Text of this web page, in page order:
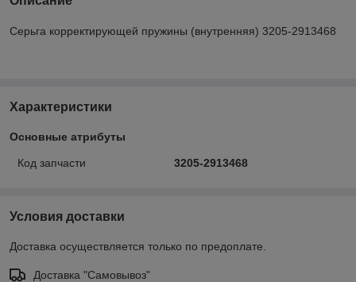
Серьга корректирующей пружины (внутренняя) 3205-2913468
Характеристики
Основные атрибуты
Код запчасти 3205-2913468
Условия доставки
Доставка осуществляется только по предоплате.
Доставка "Самовывоз"